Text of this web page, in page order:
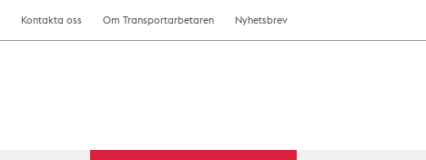
Kontakta oss Om Transportarbetaren Nyhetsbrev